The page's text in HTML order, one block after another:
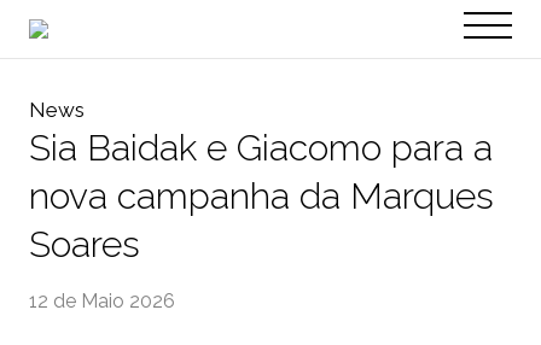
EN
News
Sia Baidak e Giacomo para a
nova campanha da Marques
Soares
12 de Maio 2026